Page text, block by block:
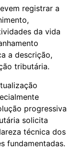
registrar a
da vida
a descrição,
tributária.
progressiva
solicita
técnica dos
fundamentadas.